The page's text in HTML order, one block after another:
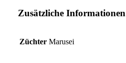
Zusätzliche Informationen
Züchter Marusei